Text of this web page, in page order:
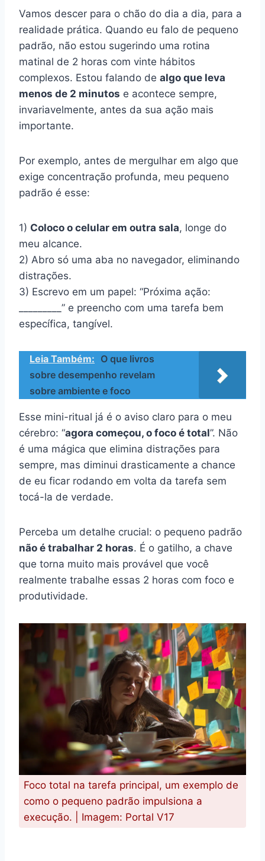
Vamos descer para o chão do dia a dia, para a
realidade prática. Quando eu falo de pequeno
padrão, não estou sugerindo uma rotina
matinal de 2 horas com vinte hábitos
complexos. Estou falando de algo que leva
menos de 2 minutos e acontece sempre,
invariavelmente, antes da sua ação mais
importante.
Por exemplo, antes de mergulhar em algo que
exige concentração profunda, meu pequeno
padrão é esse:
1) Coloco o celular em outra sala, longe do
meu alcance.
2) Abro só uma aba no navegador, eliminando
distrações.
3) Escrevo em um papel: “Próxima ação:
_________” e preencho com uma tarefa bem
específica, tangível.
Leia Também: O que livros
sobre desempenho revelam
sobre ambiente e foco
Esse mini-ritual já é o aviso claro para o meu
cérebro: “agora começou, o foco é total”. Não
é uma mágica que elimina distrações para
sempre, mas diminui drasticamente a chance
de eu ficar rodando em volta da tarefa sem
tocá-la de verdade.
Perceba um detalhe crucial: o pequeno padrão
não é trabalhar 2 horas. É o gatilho, a chave
que torna muito mais provável que você
realmente trabalhe essas 2 horas com foco e
produtividade.
Foco total na tarefa principal, um exemplo de
como o pequeno padrão impulsiona a
execução. | Imagem: Portal V17